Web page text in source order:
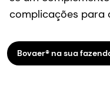
UNSEP
Brazil
Wageningen
Netherlands